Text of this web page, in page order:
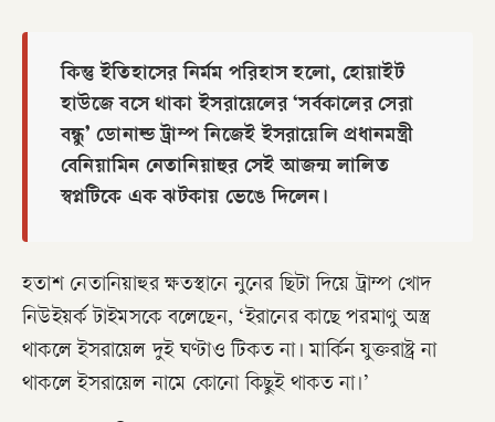
কিন্তু ইতিহাসের নির্মম পরিহাস হলো, হোয়াইট
হাউজে বসে থাকা ইসরায়েলের ‘সর্বকালের সেরা
বন্ধু’ ডোনাল্ড ট্রাম্প নিজেই ইসরায়েলি প্রধানমন্ত্রী
বেনিয়ামিন নেতানিয়াহুর সেই আজন্ম লালিত
স্বপ্নটিকে এক ঝটকায় ভেঙে দিলেন।
হতাশ নেতানিয়াহুর ক্ষতস্থানে নুনের ছিটা দিয়ে ট্রাম্প খোদ
নিউইয়র্ক টাইমসকে বলেছেন, ‘ইরানের কাছে পরমাণু অস্ত্র
থাকলে ইসরায়েল দুই ঘণ্টাও টিকত না। মার্কিন যুক্তরাষ্ট্র না
থাকলে ইসরায়েল নামে কোনো কিছুই থাকত না।’